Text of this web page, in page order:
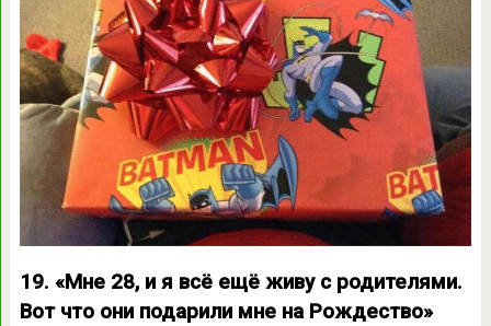
19. «Мне 28, и я всё ещё живу с родителями.
Вот что они подарили мне на Рождество»